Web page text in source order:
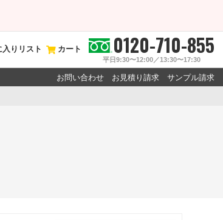
入りリスト カート 0120-710-855
平日9:30〜12:00／13:30〜17:30
お問い合わせ お見積り請求 サンプル請求